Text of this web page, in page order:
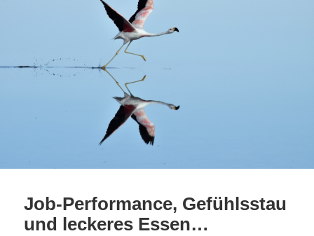
Job-Performance, Gefühlsstau
und leckeres Essen…